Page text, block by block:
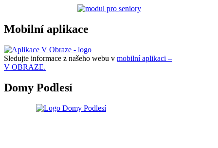
Mobilní aplikace
Sledujte informace z našeho webu v mobilní aplikaci –
V OBRAZE.
Domy Podlesí